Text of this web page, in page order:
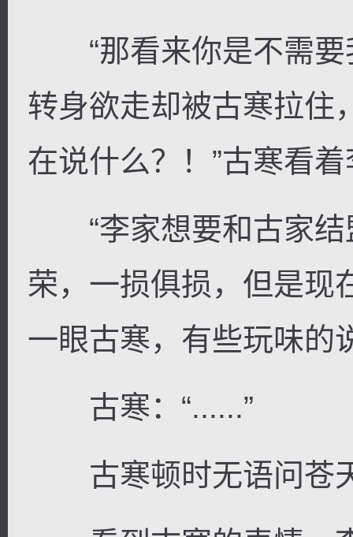
“那看来你是不需要
转身欲走却被古寒拉住
在说什么？！”古寒看
“李家想要和古家结
荣，一损俱损，但是现
一眼古寒，有些玩味的
古寒：“......”
古寒顿时无语问苍